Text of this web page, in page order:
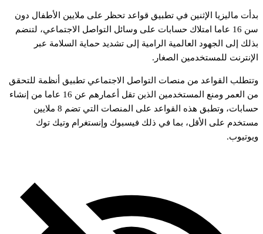
بدأت ماليزيا الإثنين في تطبيق قواعد تحظر على ملايين الأطفال دون
سن 16 عاما امتلاك حسابات على وسائل التواصل الاجتماعي، لتنضم
بذلك إلى الجهود العالمية الرامية إلى تشديد حماية السلامة عبر
الإنترنت للمستخدمين الصغار.
وتتطلب القواعد من منصات التواصل الاجتماعي تطبيق أنظمة للتحقق
من العمر ومنع المستخدمين الذين تقل أعمارهم عن 16 عاما من إنشاء
حسابات، وتطبق هذه القواعد على المنصات التي تضم 8 ملايين
مستخدم على الأقل، بما في ذلك فيسبوك وإنستغرام وتيك توك
ويوتيوب.